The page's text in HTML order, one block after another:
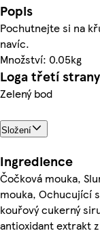
Popis
Pochutnejte si na
navíc.
Množství: 0.05kg
Loga třetí strany
Zelený bod
Složení
Ingredience
Čočková mouka,
mouka, Ochucující
kouřový cukerný
antioxidant extrakt